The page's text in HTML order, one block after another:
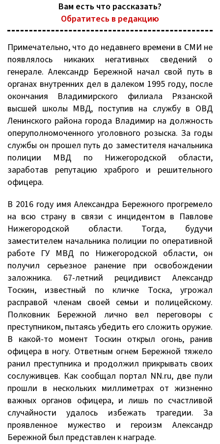
Примечательно, что до недавнего времени в СМИ не
появлялось никаких негативных сведений о
генерале. Александр Бережной начал свой путь в
органах внутренних дел в далеком 1995 году, после
окончания Владимирского филиала Рязанской
высшей школы МВД, поступив на службу в ОВД
Ленинского района города Владимир на должность
оперуполномоченного уголовного розыска. За годы
службы он прошел путь до заместителя начальника
полиции МВД по Нижегородской области,
заработав репутацию храброго и решительного
офицера.
В 2016 году имя Александра Бережного прогремело
на всю страну в связи с инцидентом в Павлове
Нижегородской области. Тогда, будучи
заместителем начальника полиции по оперативной
работе ГУ МВД по Нижегородской области, он
получил серьезное ранение при освобождении
заложника. 67-летний рецидивист Александр
Тоскин, известный по кличке Тоска, угрожал
расправой членам своей семьи и полицейскому.
Полковник Бережной лично вел переговоры с
преступником, пытаясь убедить его сложить оружие.
В какой-то момент Тоскин открыл огонь, ранив
офицера в ногу. Ответным огнем Бережной тяжело
ранил преступника и продолжил прикрывать своих
сослуживцев. Как сообщал портал NN.ru, две пули
прошли в нескольких миллиметрах от жизненно
важных органов офицера, и лишь по счастливой
случайности удалось избежать трагедии. За
проявленное мужество и героизм Александр
Бережной был представлен к награде.
Вам есть что рассказать?
Обратитесь в редакцию